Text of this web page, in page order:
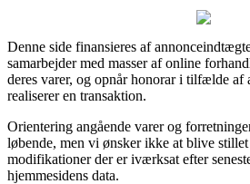
Denne side finansieres af
samarbejder med masser af online
deres varer, og opnår honorar i tilfælde af
realiserer en transaktion.
Orientering angående varer og
løbende, men vi ønsker ikke at blive
modifikationer der er iværksat efter
hjemmesidens data.